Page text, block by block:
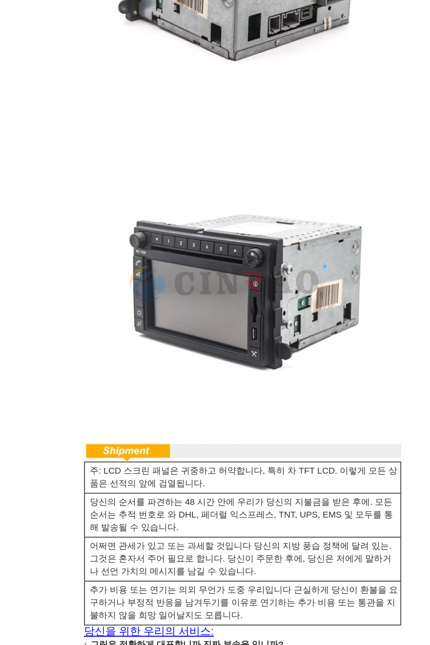
주: LCD 스크린 패널은 귀중하고 허약합니다, 특히 차 TFT LCD. 이렇게 모든 상
품은 선적의 앞에 검열됩니다.
당신의 순서를 파견하는 48 시간 안에 우리가 당신의 지불금을 받은 후에. 모든
순서는 추적 번호로 와 DHL, 페더럴 익스프레스, TNT, UPS, EMS 및 모두를 통
해 발송될 수 있습니다.
어쩌면 관세가 있고 또는 과세할 것입니다 당신의 지방 풍습 정책에 달려 있는.
그것은 혼자서 주어 필요로 합니다. 당신이 주문한 후에, 당신은 저에게 말하거
나 선언 가치의 메시지를 남길 수 있습니다.
추가 비용 또는 연기는 의외 무언가 도중 우리입니다 근실하게 당신이 환불을 요
구하거나 부정적 반응을 남겨두기를 이유로 연기하는 추가 비용 또는 통관을 지
불하지 않을 희망 일어날지도 모릅니다.
당신을 위한 우리의 서비스: